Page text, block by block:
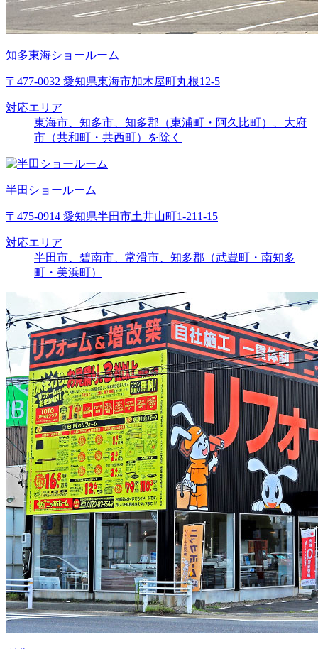
知多東海ショールーム
〒477-0032 愛知県東海市加木屋町丸根12-5
対応エリア
東海市、知多市、知多郡（東浦町・阿久比町）、大府
市（共和町・共西町）を除く
半田ショールーム
〒475-0914 愛知県半田市土井山町1-211-15
対応エリア
半田市、碧南市、常滑市、知多郡（武豊町・南知多
町・美浜町）